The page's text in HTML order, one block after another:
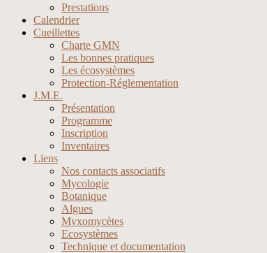
Prestations
Calendrier
Cueillettes
Charte GMN
Les bonnes pratiques
Les écosystèmes
Protection-Réglementation
J.M.E.
Présentation
Programme
Inscription
Inventaires
Liens
Nos contacts associatifs
Mycologie
Botanique
Algues
Myxomycètes
Ecosystèmes
Technique et documentation